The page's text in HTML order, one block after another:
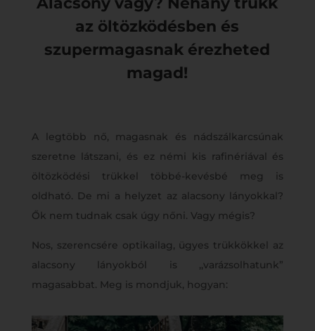
az öltözködésben és
szupermagasnak érezheted
magad!
A legtöbb nő, magasnak és nádszálkarcsúnak
szeretne látszani, és ez némi kis rafinériával és
öltözködési trükkel többé-kevésbé meg is
oldható. De mi a helyzet az alacsony lányokkal?
Ők nem tudnak csak úgy nőni. Vagy mégis?
Nos, szerencsére optikailag, ügyes trükkökkel az
alacsony lányokból is ,,varázsolhatunk”
magasabbat. Meg is mondjuk, hogyan: